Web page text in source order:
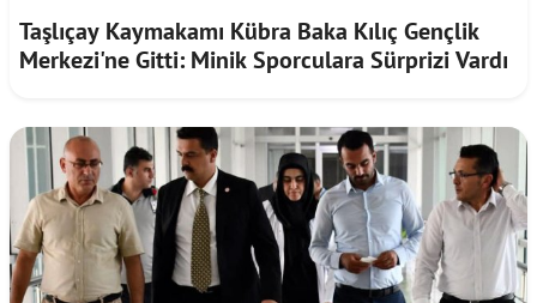
Taşlıçay Kaymakamı Kübra Baka Kılıç Gençlik
Merkezi'ne Gitti: Minik Sporculara Sürprizi Vardı